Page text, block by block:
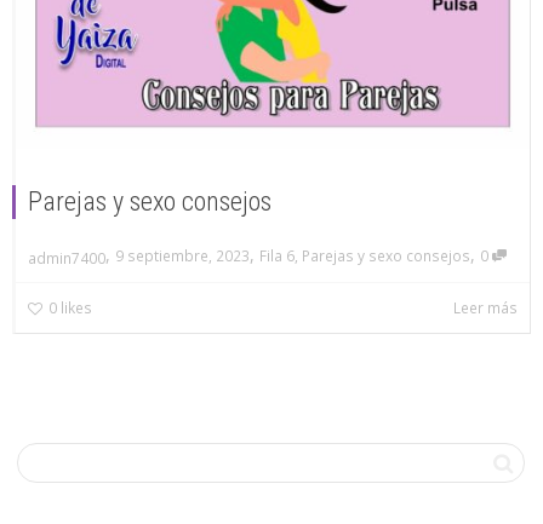
Parejas y sexo consejos
admin7400, 9 septiembre, 2023, Fila 6, Parejas y sexo consejos, 0
0 likes Leer más